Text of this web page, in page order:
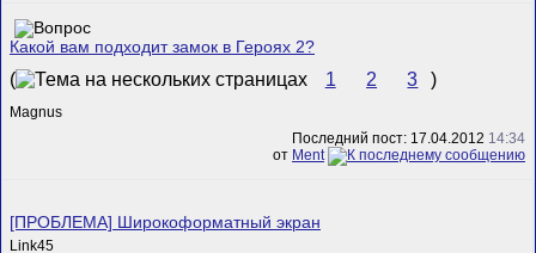
Какой вам подходит замок в Героях 2?
( 1 2 3 )
Magnus
Последний пост: 17.04.2012 14:34
от Ment
[ПРОБЛЕМА] Широкоформатный экран
Link45